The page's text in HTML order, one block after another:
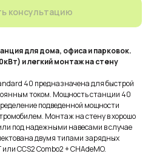
консультацию
для дома, офиса и парковок.
и легкий монтаж на стену
40 предназначена для быстрой
током. Мощность станции 40
подведенной мощности
Монтаж на стену в хорошо
под надежными навесами в случае
двумя типами зарядных
CCS2 Combo2 + CHAdeMO.